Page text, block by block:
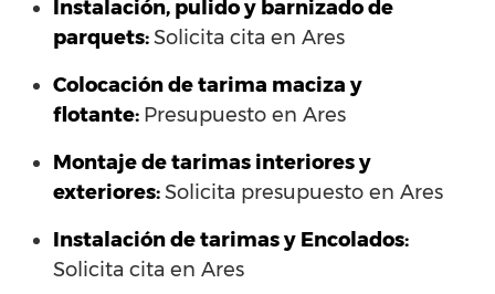
Instalación, pulido y barnizado de
parquets:Solicita cita en Ares
Colocación de tarima maciza y
flotante: Presupuesto en Ares
Montaje de tarimas interiores y
exteriores:Solicita presupuesto en Ares
Instalación de tarimas y Encolados:
Solicita cita en Ares